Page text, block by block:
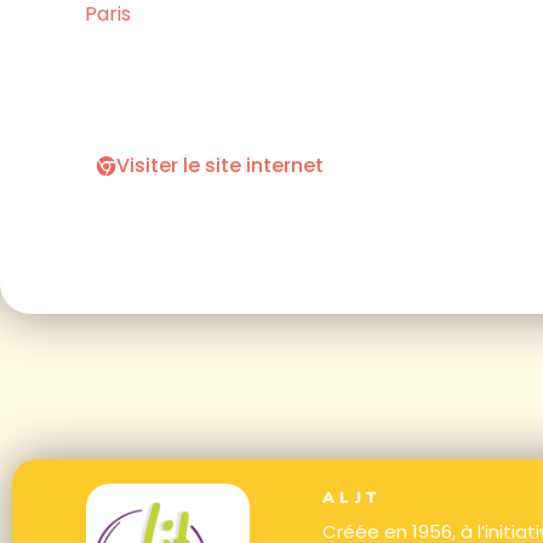
Paris
Visiter le site internet
ALJT
Créée en 1956, à